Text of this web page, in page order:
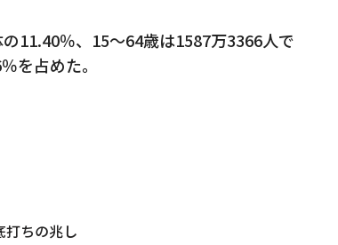
11.40％、15～64歳は1587万3366人で
を占めた。
ちの兆し